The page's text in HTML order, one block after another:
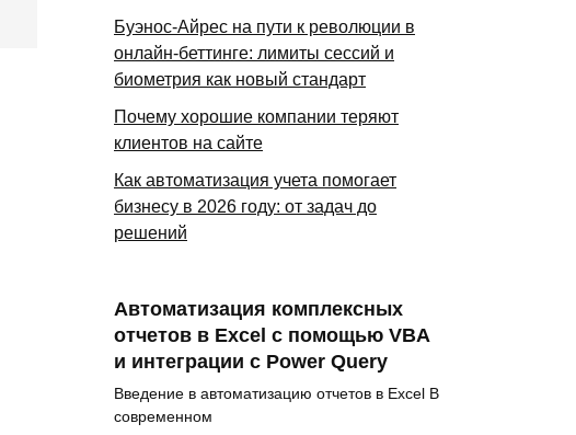
Буэнос-Айрес на пути к революции в
онлайн-беттинге: лимиты сессий и
биометрия как новый стандарт
Почему хорошие компании теряют
клиентов на сайте
Как автоматизация учета помогает
бизнесу в 2026 году: от задач до
решений
Автоматизация комплексных
отчетов в Excel с помощью VBA
и интеграции с Power Query
Введение в автоматизацию отчетов в Excel В
современном